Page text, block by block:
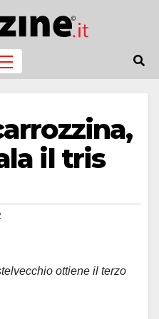
il tris
ottiene il terzo